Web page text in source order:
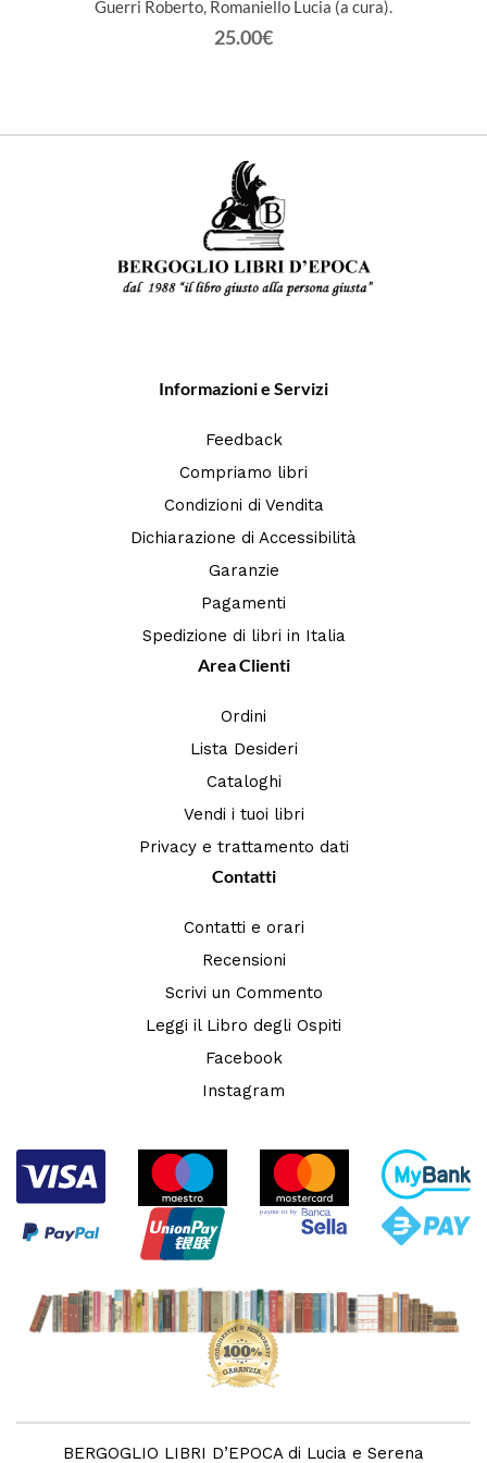
Guerri Roberto, Romaniello Lucia (a cura).
25.00€
Informazioni e Servizi
Feedback
Compriamo libri
Condizioni di Vendita
Dichiarazione di Accessibilità
Garanzie
Pagamenti
Spedizione di libri in Italia
Area Clienti
Ordini
Lista Desideri
Cataloghi
Vendi i tuoi libri
Privacy e trattamento dati
Contatti
Contatti e orari
Recensioni
Scrivi un Commento
Leggi il Libro degli Ospiti
Facebook
Instagram
BERGOGLIO LIBRI D’EPOCA di Lucia e Serena